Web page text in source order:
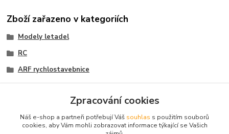
Zboží zařazeno v kategoriích
Modely letadel
RC
ARF rychlostavebnice
ARF rychlostavebnice
Polomakety sportovní
Polomakety sportovní
Zpracování cookies
Náš e-shop a partneři potřebují Váš souhlas s použitím souborů
cookies, aby Vám mohli zobrazovat informace týkající se Vašich